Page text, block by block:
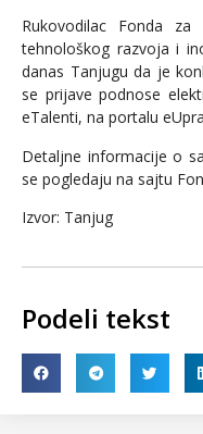
Rukovodilac Fonda
tehnološkog razvoja i
danas Tanjugu da je
se prijave podnose
eTalenti, na portalu
Detaljne informacije o
se pogledaju na sajtu
Izvor: Tanjug
Podeli tekst